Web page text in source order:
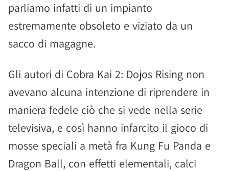
parliamo infatti di un impianto
estremamente obsoleto e viziato da un
sacco di magagne.
Gli autori di Cobra Kai 2: Dojos Rising non
avevano alcuna intenzione di riprendere in
maniera fedele ciò che si vede nella serie
televisiva, e così hanno infarcito il gioco di
mosse speciali a metà fra Kung Fu Panda e
Dragon Ball, con effetti elementali, calci